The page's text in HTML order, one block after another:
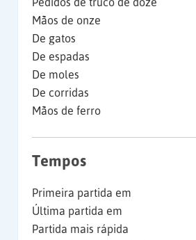
Mãos de onze
De gatos
De espadas
De moles
De corridas
Mãos de ferro
Tempos
Primeira partida em
Última partida em
Partida mais rápida